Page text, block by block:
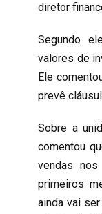
diretor
Segundo
valores de
Ele
prevê
Sobre a
comentou
vendas
primeiros
ainda vai